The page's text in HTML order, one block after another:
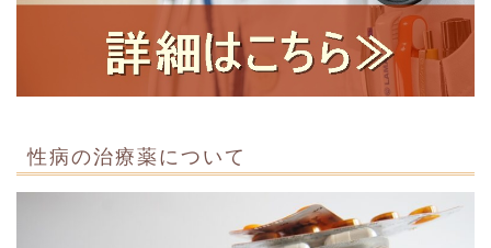
性病の治療薬について